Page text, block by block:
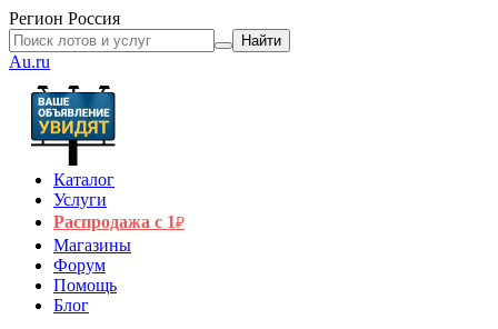
Регион Россия
Найти
Au.ru
Каталог
Услуги
Распродажа с 1₽
Магазины
Форум
Помощь
Блог